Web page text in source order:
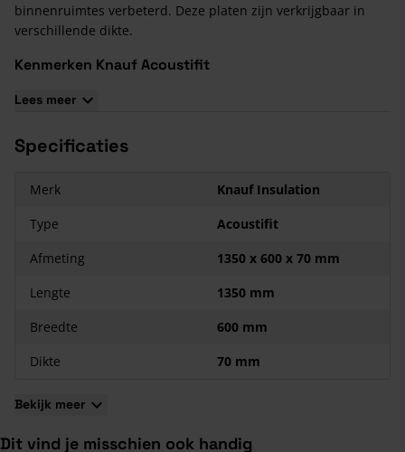
binnenruimtes verbeterd. Deze platen zijn verkrijgbaar in
verschillende dikte.
Kenmerken Knauf Acoustifit
De afmeting van iedere plaat bedraagt 1350x600 mm
minder irritaties geven
Lees meer
Specificaties
Merk
Knauf Insulation
Type
Acoustifit
Afmeting
1350 x 600 x 70 mm
Lengte
1350 mm
Breedte
600 mm
Dikte
70 mm
Bekijk meer
Dit vind je misschien ook handig